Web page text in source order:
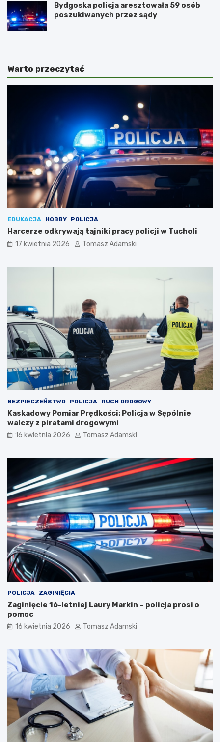
Bydgoska policja aresztowała 59 osób
poszukiwanych przez sądy
Warto przeczytać
EDUKACJA HOBBY POLICJA
Harcerze odkrywają tajniki pracy policji w Tucholi
17 kwietnia 2026 Tomasz Adamski
BEZPIECZEŃSTWO POLICJA RUCH DROGOWY
Kaskadowy Pomiar Prędkości: Policja w Sępólnie
walczy z piratami drogowymi
16 kwietnia 2026 Tomasz Adamski
POLICJA ZAGINIĘCIA
Zaginięcie 16-letniej Laury Markin – policja prosi o
pomoc
16 kwietnia 2026 Tomasz Adamski